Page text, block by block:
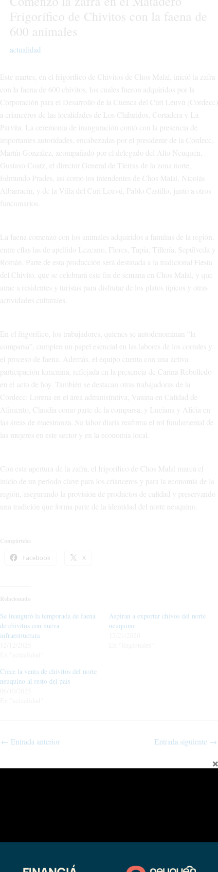
Frigorífico de Chivitos con la faena de
600 animales
actualidad
Este martes, en el frigorífico de Chivitos de Chos Malal, inició la zafra
con la faena de 600 chivitos, los cuales fueron adquiridos por la
Corporación para el Desarrollo de la Cuenca del Curi Leuvú (Cordecc)
a crianceros de las localidades de Los Chihuidos, Cortadera y La
Parvita. La ceremonia de inauguración contó con la presencia de
importantes autoridades, encabezadas por el presidente de la Cordecc,
Martín González, acompañado por el delegado del Alto Neuquén,
Gustavo Coatz, el director General de Tierras de la zona norte,
Edmundo Prades, así como los intendentes de Chos Malal, Nicolás
Albarracín, y de la Villa del Curi Leuvú, Pablo Castillo, junto a otros
funcionarios.
La faena comenzó con los animales adquiridos a familias de la región,
entre ellas las de apellido Lezcano, Flores, Tapia, Tillería, Sepúlveda y
Román. Parte de esta producción será destinada a la tradicional Fiesta
del Chivito, que se celebrará este fin de semana en Chos Malal, y que
atrae a residentes y turistas para disfrutar de los platos típicos y otras
actividades culturales.
En el frigorífico, los trabajadores, quienes se autodenominan “la
comparsa”, cumplen un papel esencial en las labores de los corrales y
el proceso de faena. Además, el equipo cuenta con una activa
participación femenina, reflejada en la presencia de Carina Rebolledo
en el acto de hoy. También se destacan otras trabajadoras de la
Cordecc: Lorena en el área administrativa, Vanina en Calidad de
Alimento, Claudia como parte de la comparsa, y Luciana y Alicia en
las áreas de maestranza. Su labor diaria reafirma el rol fundamental de
las mujeres en este sector y en la economía local.
Con esta apertura de la zafra, el frigorífico de Chos Malal marca el
inicio de un período clave para los crianceros y para la economía de la
región, asegurando la provisión de productos de calidad y preservando
una tradición que forma parte de la identidad del norte neuquino.
Compártelo:
Facebook X
Relacionado
Se inauguró la temporada de faena
de chivitos con nueva
infraestructura
Aspiran a exportar chivos del norte
neuquino
Crece la venta de chivitos del norte
neuquino al resto del país
← Entrada anterior Entrada siguiente →